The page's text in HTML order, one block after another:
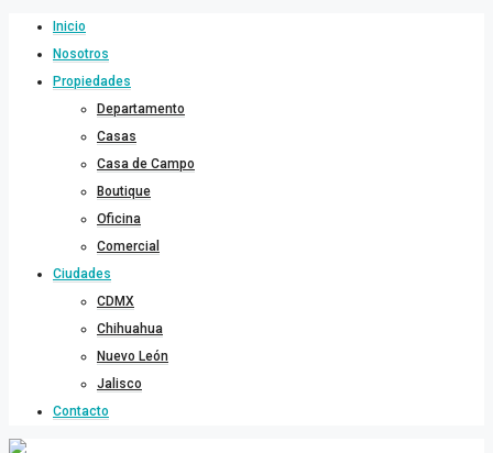
Inicio
Nosotros
Propiedades
Departamento
Casas
Casa de Campo
Boutique
Oficina
Comercial
Ciudades
CDMX
Chihuahua
Nuevo León
Jalisco
Contacto